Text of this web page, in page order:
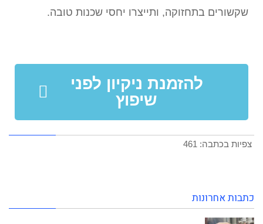
שקשורים בתחזוקה, ותייצרו יחסי שכנות טובה.
להזמנת ניקיון לפני
שיפוץ
צפיות בכתבה: 461
כתבות אחרונות